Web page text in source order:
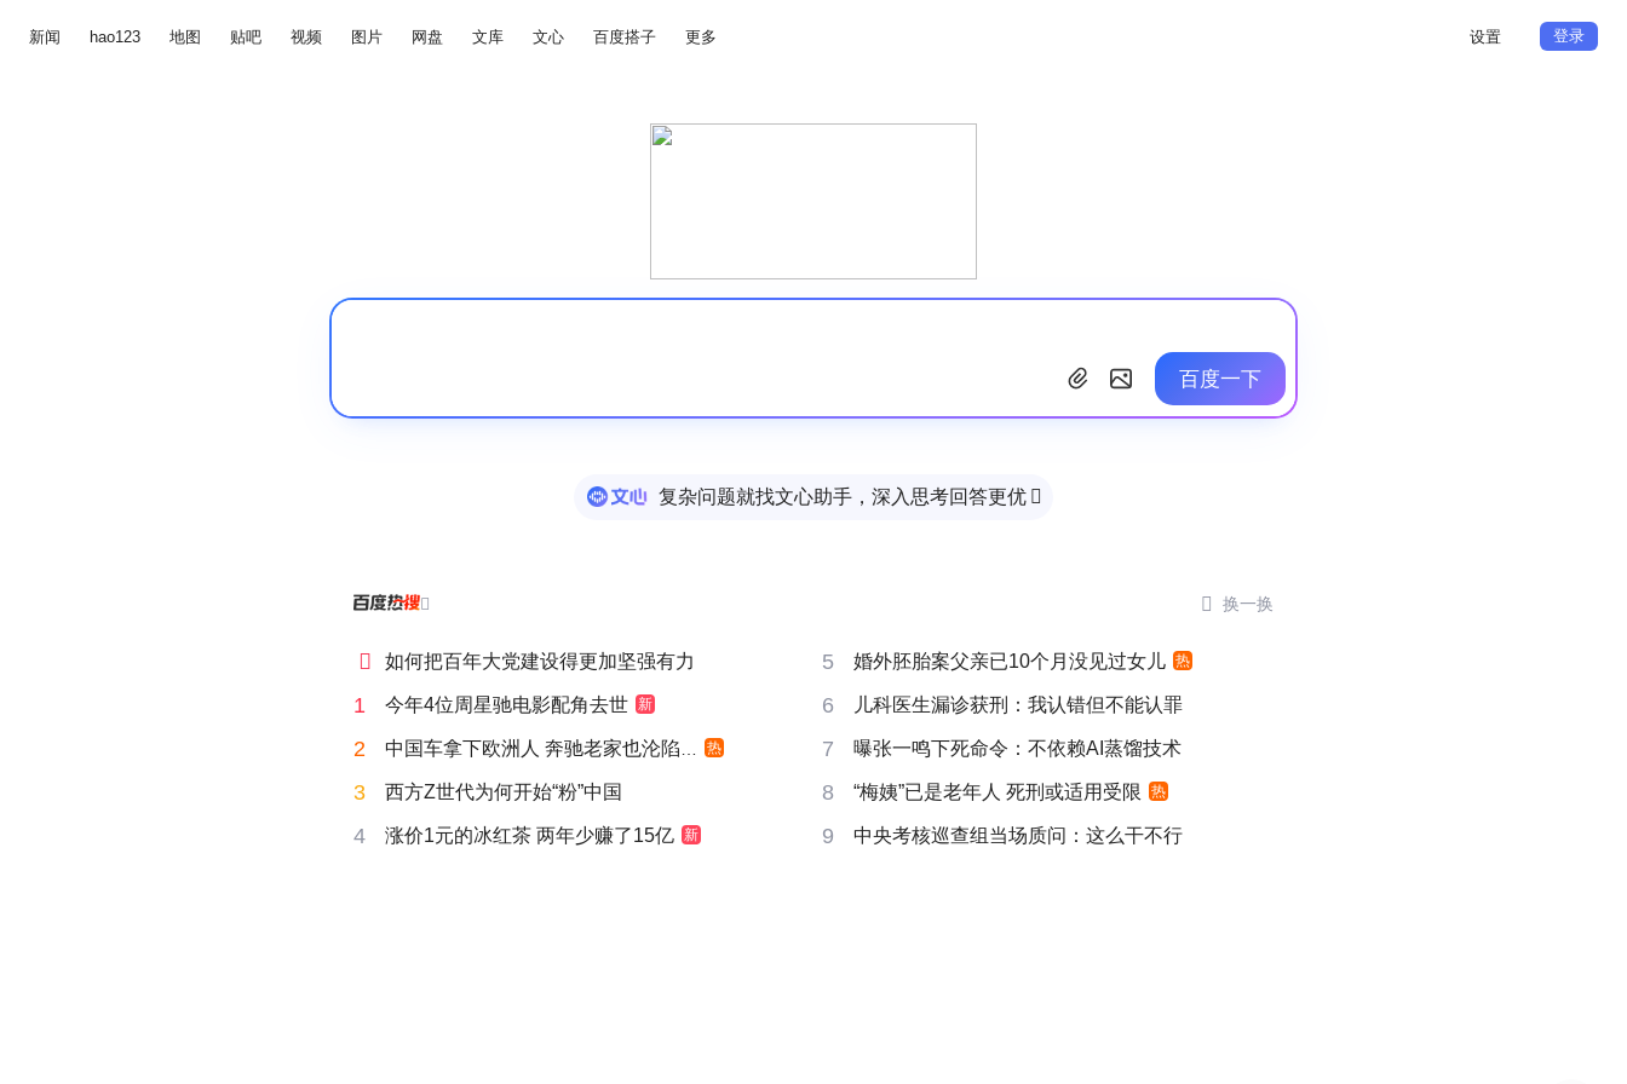
新闻 hao123 地图 贴吧 视频 图片 网盘 文库 文心 百度搭子 更多 设置 登录
百度一下
复杂问题就找文心助手，深入思考回答更优 
  换一换
 如何把百年大党建设得更加坚强有力 5 婚外胚胎案父亲已10个月没见过女儿 热
1 今年4位周星驰电影配角去世 新 6 儿科医生漏诊获刑：我认错但不能认罪
2 中国车拿下欧洲人 奔驰老家也沦陷了 热 7 曝张一鸣下死命令：不依赖AI蒸馏技术
3 西方Z世代为何开始“粉”中国 8 “梅姨”已是老年人 死刑或适用受限 热
4 涨价1元的冰红茶 两年少赚了15亿 新 9 中央考核巡查组当场质问：这么干不行